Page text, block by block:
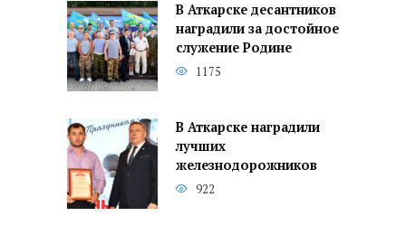
В Аткарске десантников
наградили за достойное
служение Родине
1175
В Аткарске наградили
лучших
железнодорожников
922